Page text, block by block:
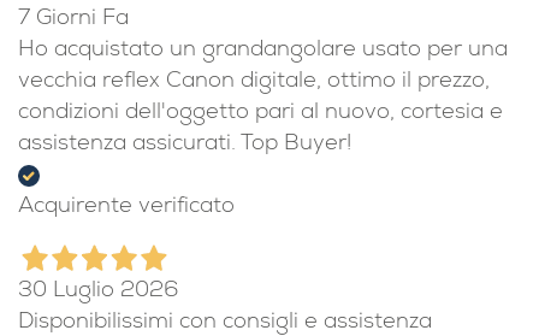
7 Giorni Fa
Ho acquistato un grandangolare usato per una
vecchia reflex Canon digitale, ottimo il prezzo,
condizioni dell'oggetto pari al nuovo, cortesia e
assistenza assicurati. Top Buyer!
Acquirente verificato
30 Luglio 2026
Disponibilissimi con consigli e assistenza